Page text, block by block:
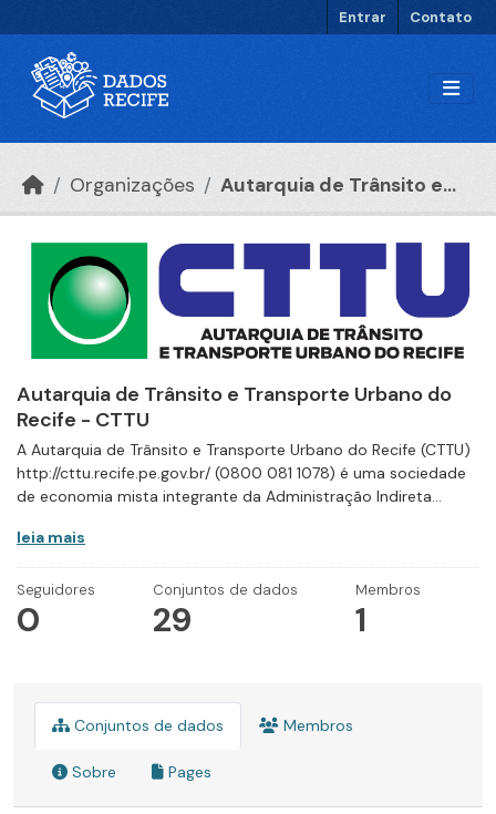
Entrar Contato
Organizações Autarquia de Trânsito e...
Autarquia de Trânsito e Transporte Urbano do
Recife - CTTU
A Autarquia de Trânsito e Transporte Urbano do Recife (CTTU)
http://cttu.recife.pe.gov.br/ (0800 081 1078) é uma sociedade
de economia mista integrante da Administração Indireta...
leia mais
Seguidores
0
Conjuntos de dados
29
Membros
1
Conjuntos de dados Membros
Sobre Pages